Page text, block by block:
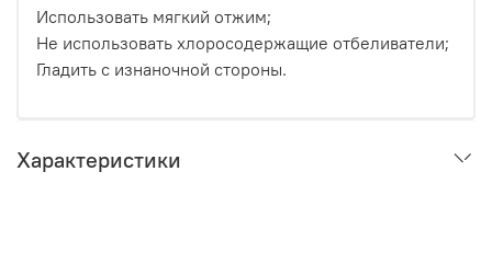
Использовать мягкий отжим;
Не использовать хлоросодержащие отбеливатели;
Гладить с изнаночной стороны.
Характеристики